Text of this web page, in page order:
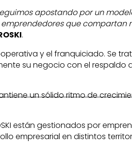
apostando por un
que compartan
.
y el franquiciado. Se
su negocio con el respaldo
un sólido ritmo de
están gestionados por
empresarial en distintos